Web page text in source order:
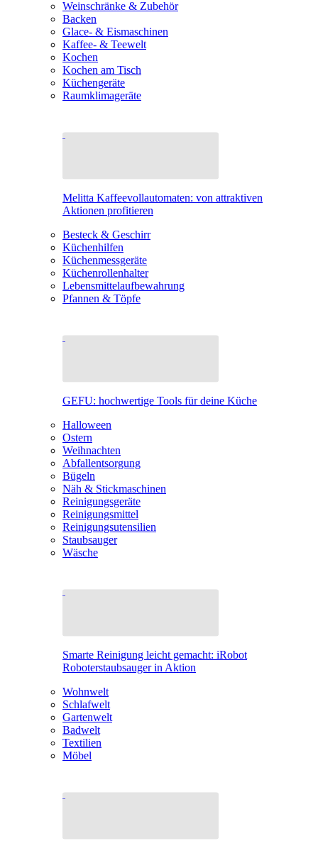
Weinschränke & Zubehör
Backen
Glace- & Eismaschinen
Kaffee- & Teewelt
Kochen
Kochen am Tisch
Küchengeräte
Raumklimageräte
Melitta Kaffeevollautomaten: von attraktiven
Aktionen profitieren
Besteck & Geschirr
Küchenhilfen
Küchenmessgeräte
Küchenrollenhalter
Lebensmittelaufbewahrung
Pfannen & Töpfe
GEFU: hochwertige Tools für deine Küche
Halloween
Ostern
Weihnachten
Abfallentsorgung
Bügeln
Näh & Stickmaschinen
Reinigungsgeräte
Reinigungsmittel
Reinigungsutensilien
Staubsauger
Wäsche
Smarte Reinigung leicht gemacht: iRobot
Roboterstaubsauger in Aktion
Wohnwelt
Schlafwelt
Gartenwelt
Badwelt
Textilien
Möbel